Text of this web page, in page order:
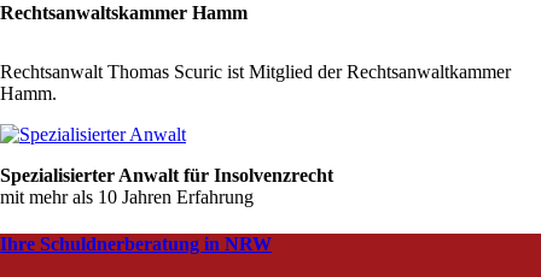
Rechtsanwaltskammer Hamm
Rechtsanwalt Thomas Scuric ist Mitglied der Rechtsanwaltkammer
Hamm.
Spezialisierter Anwalt für Insolvenzrecht
mit mehr als 10 Jahren Erfahrung
Ihre Schuldnerberatung in NRW